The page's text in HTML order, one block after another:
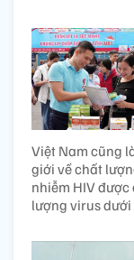
Việt Nam cũng
giới về chất
nhiễm HIV
lượng virus